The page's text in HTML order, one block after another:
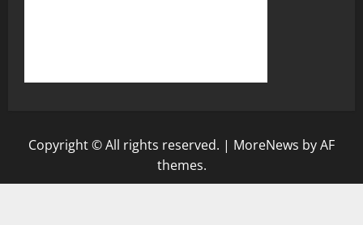
Copyright © All rights reserved. | MoreNews by AF
themes.